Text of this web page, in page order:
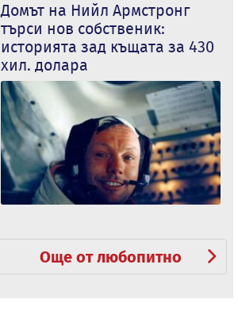
Домът на Нийл Армстронг
търси нов собственик:
историята зад къщата за 430
хил. долара
Още от любопитно